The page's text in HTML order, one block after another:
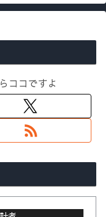
ココですよ